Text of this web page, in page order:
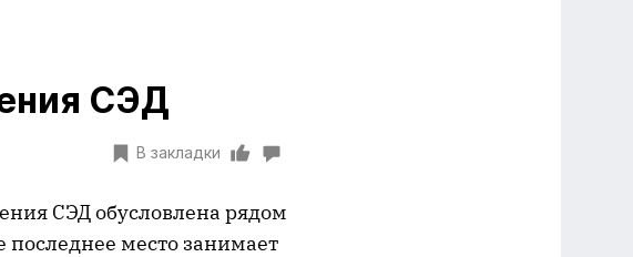
СЭД
В закладки
СЭД обусловлена рядом
последнее место занимает